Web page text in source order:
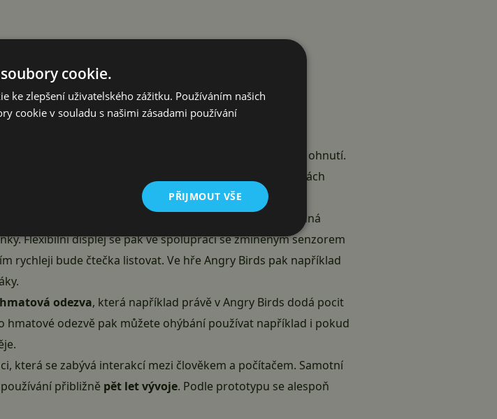
od LG a je vybaven senzorem, který dokáže určit míru jeho ohnutí.
je vybaveno Androidem ve verzi 4.4 KitKat. Po stranách
můžete prototyp pohodlně chytit.
takové míry, jako byste rychle listovali knihou a případná
Flexibilní displej se pak ve spolupráci se zmíněným senzorem
rychleji bude čtečka listovat. Ve hře Angry Birds pak například
hmatová odezva, která například právě v Angry Birds dodá pocit
odezvě pak můžete ohýbání používat například i pokud
která se zabývá interakcí mezi člověkem a počítačem. Samotní
přibližně pět let vývoje. Podle prototypu se alespoň
cookie.
ke zlepšení uživatelského zážitku. Používáním našich
cookie v souladu s našimi zásadami používání
PŘIJMOUT VŠE